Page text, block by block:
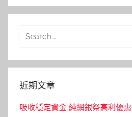
Search
近期文章
吸收穩定資金 純網銀祭高利優